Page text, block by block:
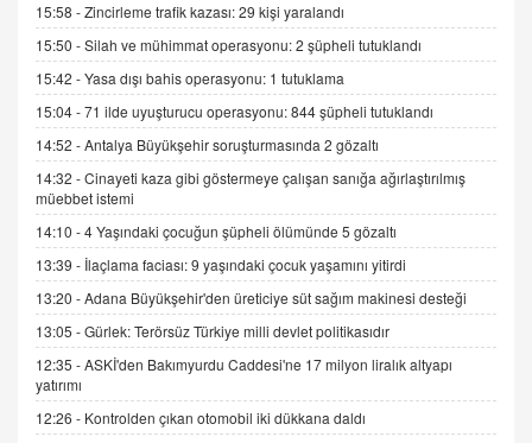
AV. DOĞAN CAN DOĞAN
Kişisel verilerin korunması ve dijital hukukun
gelişimi
15.09.2025 16:17
SEHER EREK
Kış Ayları Geldi, Hangi Önlemler Alınmalı?
9.12.2025 10:11
İNCİ GÜL AKÖL
Trump Keşke Adana'yı da Ziyaret Etse...
06.07.2026 13:00
Esed Destekçilerinin Yüzüne Vurulan Şamar:
Sednaya
15:58 -Zincirleme trafik kazası: 29 kişi yaralandı
15:50 -Silah ve mühimmat operasyonu: 2 şüpheli tutuklandı
15:42 -Yasa dışı bahis operasyonu: 1 tutuklama
15:04 -71 ilde uyuşturucu operasyonu: 844 şüpheli tutuklandı
14:52 -Antalya Büyükşehir soruşturmasında 2 gözaltı
14:32 -Cinayeti kaza gibi göstermeye çalışan sanığa ağırlaştırılmış
müebbet istemi
14:10 -4 Yaşındaki çocuğun şüpheli ölümünde 5 gözaltı
13:39 - İlaçlama faciası: 9 yaşındaki çocuk yaşamını yitirdi
13:20 -Adana Büyükşehir'den üreticiye süt sağım makinesi desteği
13:05 -Gürlek: Terörsüz Türkiye milli devlet politikasıdır
12:35 -ASKİ'den Bakımyurdu Caddesi'ne 17 milyon liralık altyapı
yatırımı
12:26 - Kontrolden çıkan otomobil iki dükkana daldı